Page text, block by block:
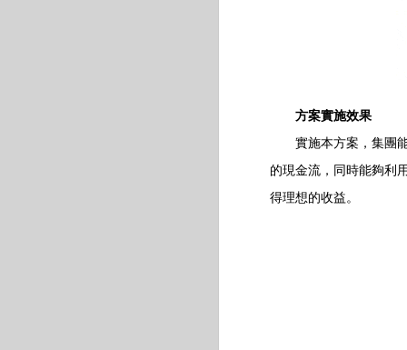
方案實施效果
實施本方案，集團能
的現金流，同時能夠利
得理想的收益。